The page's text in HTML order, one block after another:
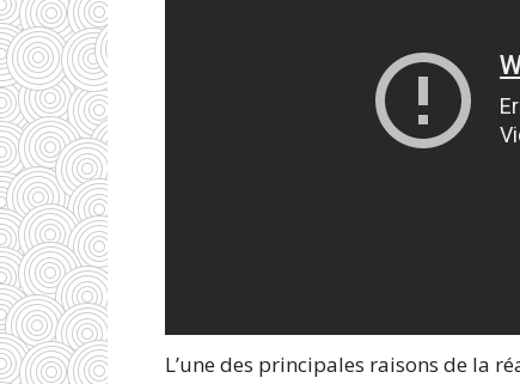
L’une des principales raisons de la